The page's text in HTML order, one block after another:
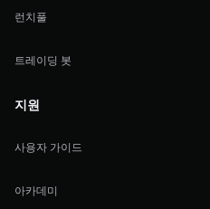
런치풀
트레이딩 봇
지원
사용자 가이드
아카데미